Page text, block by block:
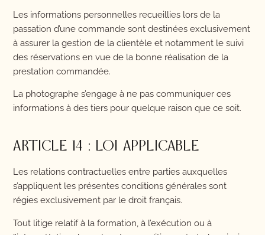
Les informations personnelles recueillies lors de la
passation d’une commande sont destinées exclusivement
à assurer la gestion de la clientèle et notamment le suivi
des réservations en vue de la bonne réalisation de la
prestation commandée.
La photographe s’engage à ne pas communiquer ces
informations à des tiers pour quelque raison que ce soit.
ARTICLE 14 : LOI APPLICABLE
Les relations contractuelles entre parties auxquelles
s’appliquent les présentes conditions générales sont
régies exclusivement par le droit français.
Tout litige relatif à la formation, à l’exécution ou à